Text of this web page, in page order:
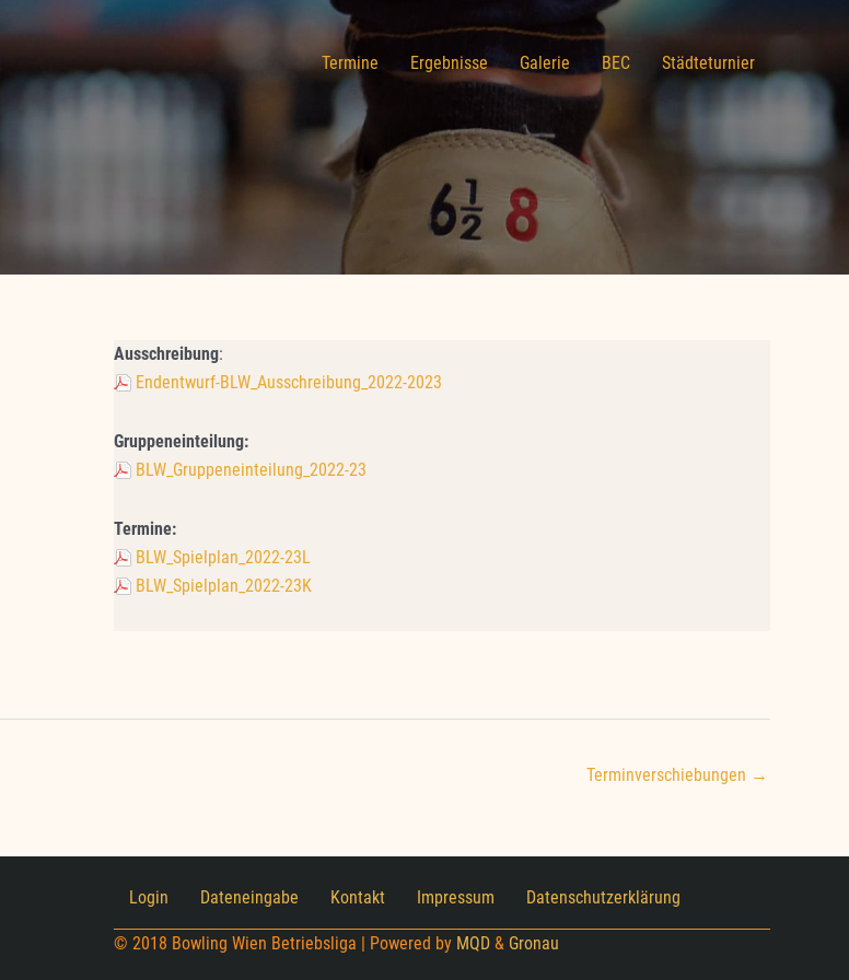
Termine Ergebnisse Galerie BEC Städteturnier
Ausschreibung:
Endentwurf-BLW_Ausschreibung_2022-2023
Gruppeneinteilung:
BLW_Gruppeneinteilung_2022-23
Termine:
BLW_Spielplan_2022-23L
BLW_Spielplan_2022-23K
Terminverschiebungen →
Login Dateneingabe Kontakt Impressum Datenschutzerklärung
© 2018 Bowling Wien Betriebsliga | Powered by MQD & Gronau